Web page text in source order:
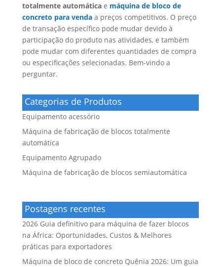
totalmente automáticae máquina de bloco de
concreto para vendaa preços competitivos. O preço
de transação específico pode mudar devido à
participação do produto nas atividades, e também
pode mudar com diferentes quantidades de compra
ou especificações selecionadas. Bem-vindo a
perguntar.
Categorias de Produtos
Equipamento acessório
Máquina de fabricação de blocos totalmente
automática
Equipamento Agrupado
Máquina de fabricação de blocos semiautomática
Postagens recentes
2026 Guia definitivo para máquina de fazer blocos
na África: Oportunidades, Custos & Melhores
práticas para exportadores
Máquina de bloco de concreto Quênia 2026: Um guia